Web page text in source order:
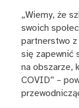
„Wiemy, że
swoich
partnerstwo
się zapewnić
na obszarze,
COVID” –